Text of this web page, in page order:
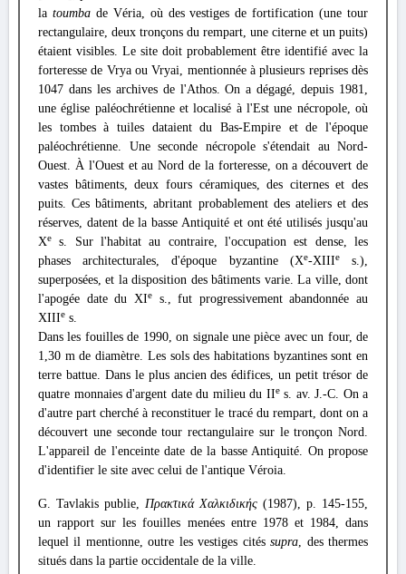
la toumba de Véria, où des vestiges de fortification (une tour
rectangulaire, deux tronçons du rempart, une citerne et un puits)
étaient visibles. Le site doit probablement être identifié avec la
forteresse de Vrya ou Vryai, mentionnée à plusieurs reprises dès
1047 dans les archives de l'Athos. On a dégagé, depuis 1981,
une église paléochrétienne et localisé à l'Est une nécropole, où
les tombes à tuiles dataient du Bas-Empire et de l'époque
paléochrétienne. Une seconde nécropole s'étendait au Nord-
Ouest. À l'Ouest et au Nord de la forteresse, on a découvert de
vastes bâtiments, deux fours céramiques, des citernes et des
puits. Ces bâtiments, abritant probablement des ateliers et des
réserves, datent de la basse Antiquité et ont été utilisés jusqu'au
Xe
s. Sur l'habitat au contraire, l'occupation est dense, les
phases architecturales, d'époque byzantine (Xe-XIIIes.),
superposées, et la disposition des bâtiments varie. La ville, dont
l'apogée date du XIes., fut progressivement abandonnée au
XIIIe s.
Dans les fouilles de 1990, on signale une pièce avec un four, de
1,30 m de diamètre. Les sols des habitations byzantines sont en
terre battue. Dans le plus ancien des édifices, un petit trésor de
quatre monnaies d'argent date du milieu du IIes. av. J.-C. On a
d'autre part cherché à reconstituer le tracé du rempart, dont on a
découvert une seconde tour rectangulaire sur le tronçon Nord.
L'appareil de l'enceinte date de la basse Antiquité. On propose
d'identifier le site avec celui de l'antique Véroia.
G. Tavlakis publie, Πρακτικά Χαλκιδικής (1987), p. 145-155,
un rapport sur les fouilles menées entre 1978 et 1984, dans
lequel il mentionne, outre les vestiges citéssupra, des thermes
situés dans la partie occidentale de la ville.